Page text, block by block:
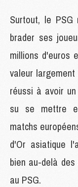
Surtout, le
brader ses
millions d'euros
valeur
réussi à avoir
su se mettre
matchs
d'Or asiatique
bien au-delà
au PSG.